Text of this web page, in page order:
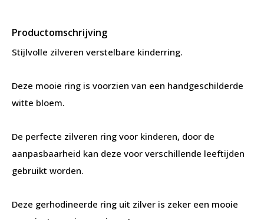
Productomschrijving
Stijlvolle zilveren verstelbare kinderring.
Deze mooie ring is voorzien van een handgeschilderde
witte bloem.
De perfecte zilveren ring voor kinderen, door de
aanpasbaarheid kan deze voor verschillende leeftijden
gebruikt worden.
Deze gerhodineerde ring uit zilver is zeker een mooie